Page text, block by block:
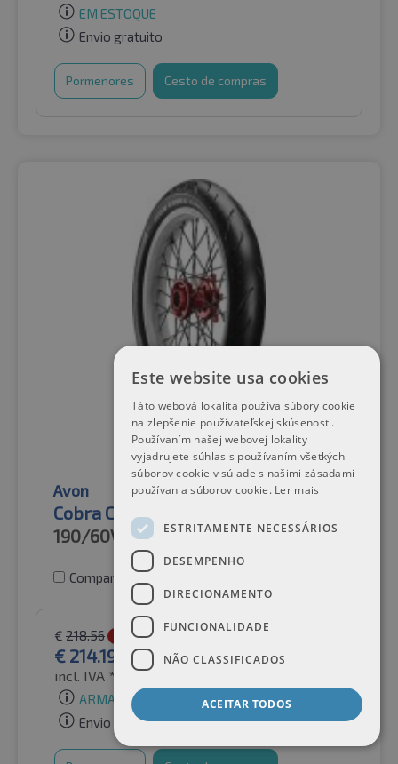
EM ESTOQUE
Envio gratuito
Pormenores Cesto de compras
Avon
Cobra Chrome TL
190/60VR1778V
Comparar pneus
€ 218.56 -2%
€ 214.19
incl. IVA * por Auto-Raifen GmbH
ARMAZÉM BAIXO
Envio gratuito
Este website usa cookies
Táto webová lokalita používa súbory cookie
na zlepšenie používateľskej skúsenosti.
Používaním našej webovej lokality
vyjadrujete súhlas s používaním všetkých
súborov cookie v súlade s našimi zásadami
používania súborov cookie. Ler mais
ESTRITAMENTE NECESSÁRIOS
DESEMPENHO
DIRECIONAMENTO
FUNCIONALIDADE
NÃO CLASSIFICADOS
ACEITAR TODOS